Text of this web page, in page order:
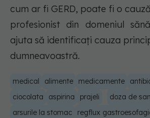
cum ar fi GERD, poate fi o
profesionist din domeniul
ajuta să identificați cauza
dumneavoastră.
medical alimente medicamente
ciocolata
aspirina prajeli
doza de
arsurile la stomac
regflux